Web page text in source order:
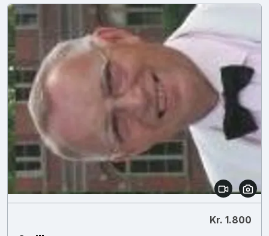
Kr. 1.800